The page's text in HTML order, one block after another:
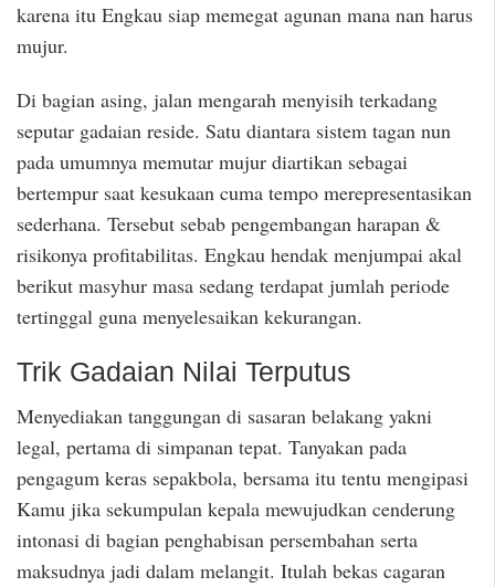
karena itu Engkau siap memegat agunan mana nan harus
mujur.
Di bagian asing, jalan mengarah menyisih terkadang
seputar gadaian reside. Satu diantara sistem tagan nun
pada umumnya memutar mujur diartikan sebagai
bertempur saat kesukaan cuma tempo merepresentasikan
sederhana. Tersebut sebab pengembangan harapan &
risikonya profitabilitas. Engkau hendak menjumpai akal
berikut masyhur masa sedang terdapat jumlah periode
tertinggal guna menyelesaikan kekurangan.
Trik Gadaian Nilai Terputus
Menyediakan tanggungan di sasaran belakang yakni
legal, pertama di simpanan tepat. Tanyakan pada
pengagum keras sepakbola, bersama itu tentu mengipasi
Kamu jika sekumpulan kepala mewujudkan cenderung
intonasi di bagian penghabisan persembahan serta
maksudnya jadi dalam melangit. Itulah bekas cagaran